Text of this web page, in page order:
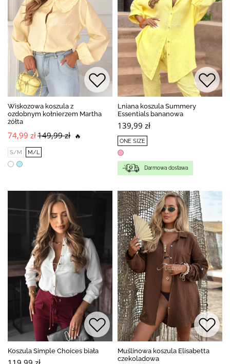
Wiskozowa koszula z
ozdobnym kołnierzem Martha
żółta
74,99 zł149,99 zł 🔥
S/M M/L
Lniana koszula Summery
Essentials bananowa
139,99 zł
ONE SIZE
Darmowa dostawa
Koszula Simple Choices biała
Muślinowa koszula Elisabetta
czekoladowa